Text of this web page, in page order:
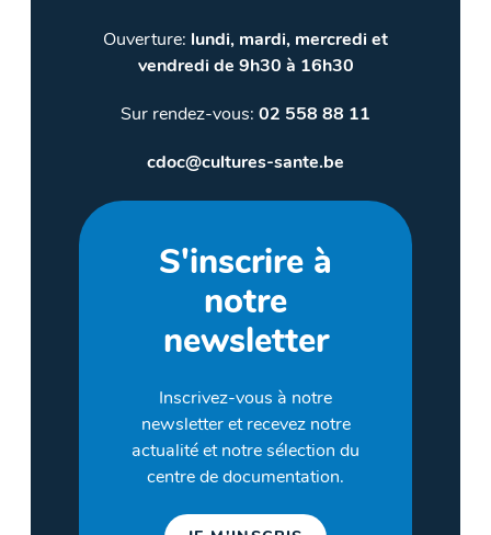
Ouverture: lundi, mardi, mercredi et
vendredi de 9h30 à 16h30
Sur rendez-vous: 02 558 88 11
cdoc@cultures-sante.be
S'inscrire à
notre
newsletter
Inscrivez-vous à notre
newsletter et recevez notre
actualité et notre sélection du
centre de documentation.